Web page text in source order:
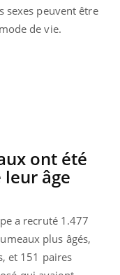
sexes peuvent être
de vie.
ont été
âge
a recruté 1.477
plus âgés,
et 151 paires